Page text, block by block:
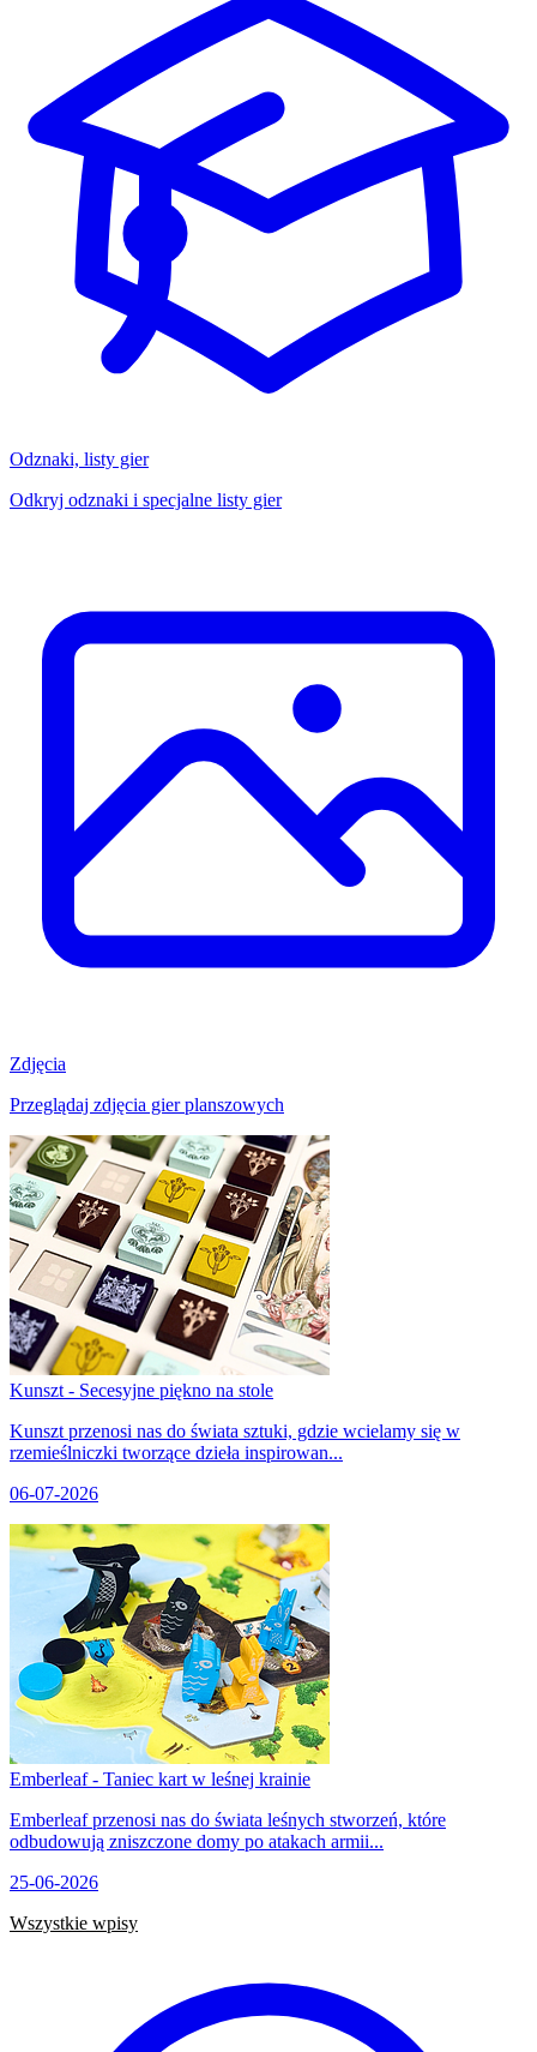
Odznaki, listy gier
Odkryj odznaki i specjalne listy gier
Zdjęcia
Przeglądaj zdjęcia gier planszowych
Kunszt - Secesyjne piękno na stole
Kunszt przenosi nas do świata sztuki, gdzie wcielamy się w
rzemieślniczki tworzące dzieła inspirowan...
06-07-2026
Emberleaf - Taniec kart w leśnej krainie
Emberleaf przenosi nas do świata leśnych stworzeń, które
odbudowują zniszczone domy po atakach armii...
25-06-2026
Wszystkie wpisy